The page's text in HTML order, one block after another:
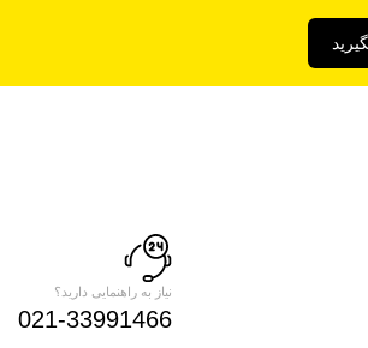
نیاز به راهنمایی دارید؟
021-33991466